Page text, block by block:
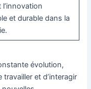
et durable dans la
évolution,
et d’interagir